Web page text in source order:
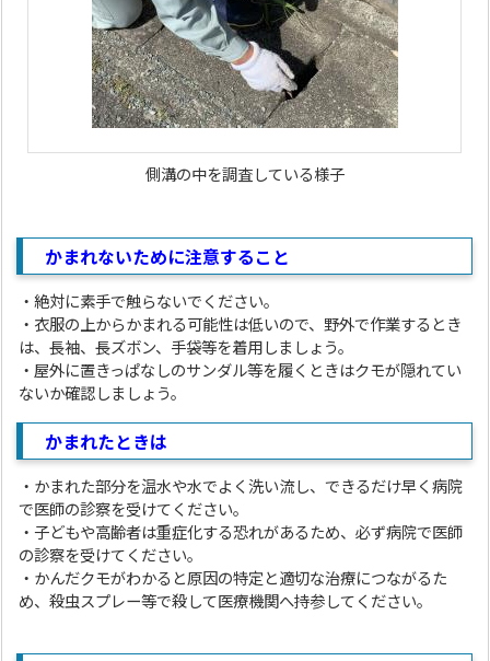
側溝の中を調査している様子
かまれないために注意すること
・絶対に素手で触らないでください。
・衣服の上からかまれる可能性は低いので、野外で作業するとき
は、長袖、長ズボン、手袋等を着用しましょう。
・屋外に置きっぱなしのサンダル等を履くときはクモが隠れてい
ないか確認しましょう。
かまれたときは
・かまれた部分を温水や水でよく洗い流し、できるだけ早く病院
で医師の診察を受けてください。
・子どもや高齢者は重症化する恐れがあるため、必ず病院で医師
の診察を受けてください。
・かんだクモがわかると原因の特定と適切な治療につながるた
め、殺虫スプレー等で殺して医療機関へ持参してください。